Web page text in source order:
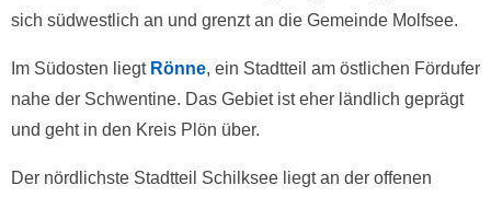
sich südwestlich an und grenzt an die Gemeinde Molfsee.
Im Südosten liegt Rönne, ein Stadtteil am östlichen Fördufer
nahe der Schwentine. Das Gebiet ist eher ländlich geprägt
und geht in den Kreis Plön über.
Der nördlichste Stadtteil Schilksee liegt an der offenen